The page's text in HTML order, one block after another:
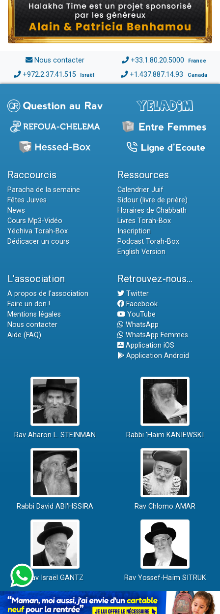
Nous contacter +33.1.80.20.5000 France
+972.2.37.41.515 Israël +1.437.887.14.93 Canada
Raccourcis
Paracha de la semaine
Fêtes Juives
News
Cours Mp3-Vidéo
Yéchiva Torah-Box
Dédicacer un cours
Ressources
Calendrier Juif
Sidour (livre de prière)
Horaires de Chabbath
Livres Torah-Box
Inscription
Podcast Torah-Box
English Version
L'association
A propos de l'association
Faire un don !
Mentions légales
Nous contacter
Aide (FAQ)
Retrouvez-nous...
Twitter
Facebook
YouTube
WhatsApp
WhatsApp Femmes
Application iOS
Application Android
Rav Aharon L. STEINMAN Rabbi 'Haïm KANIEWSKI
Rabbi David ABI'HSSIRA Rav Chlomo AMAR
Rav Israël GANTZ Rav Yossef-Haïm SITRUK